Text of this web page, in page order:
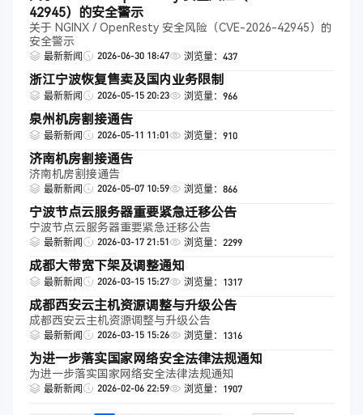
42945）的安全警示
关于 NGINX / OpenResty 安全风险（CVE-2026-42945）的
安全警示
最新新闻
2026-06-30 18:47 浏览量：437
浙江宁波恢复售卖及国内业务限制
最新新闻 2026-05-15 20:23 浏览量：966
泉州机房割接通告
最新新闻 2026-05-11 11:01 浏览量：910
济南机房割接通告
济南机房割接通告
最新新闻
2026-05-07 10:59 浏览量：866
宁波节点云服务器重要紧急迁移公告
宁波节点云服务器重要紧急迁移公告
最新新闻
2026-03-17 21:51 浏览量：2299
成都大带宽下架及调整通知
最新新闻 2026-03-15 15:27 浏览量：1317
成都西安云主机资源调整与升级公告
成都西安云主机资源调整与升级公告
最新新闻
2026-03-15 15:26 浏览量：1316
为进一步落实国家网络安全法律法规通知
为进一步落实国家网络安全法律法规通知
最新新闻
2026-02-06 22:59 浏览量：1907